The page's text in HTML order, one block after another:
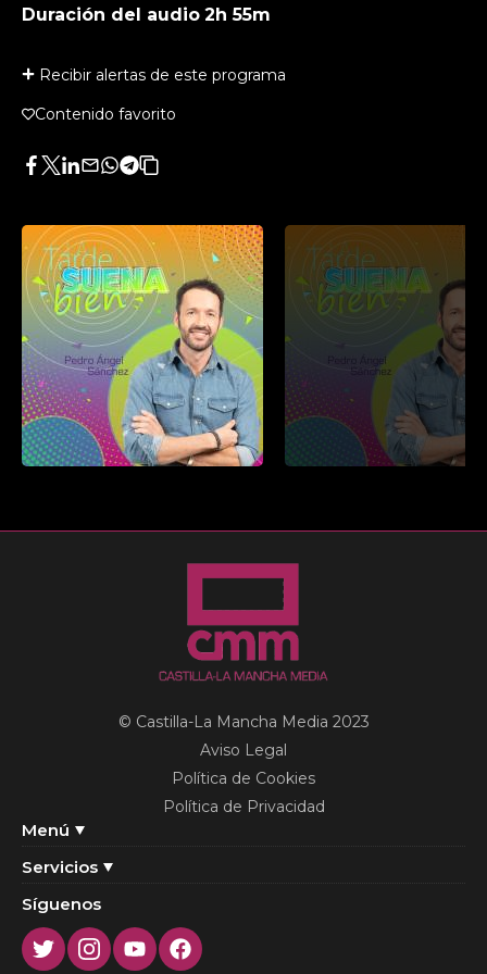
Duración del audio 2h 55m
Recibir alertas de este programa
Contenido favorito
Facebook
Twitter
LinkedIn
Enviar
Whatsapp
Telegram
Copiar
artículo
Menú
Servicios
© Castilla-La Mancha Media 2023
Aviso Legal
Política de Cookies
Política de Privacidad
Síguenos
TwitterInstagram
YoutubeFacebook